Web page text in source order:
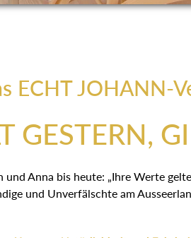
ECHT JOHANN-
GESTERN,
Anna bis heute: „Ihre Werte
und Unverfälschte am